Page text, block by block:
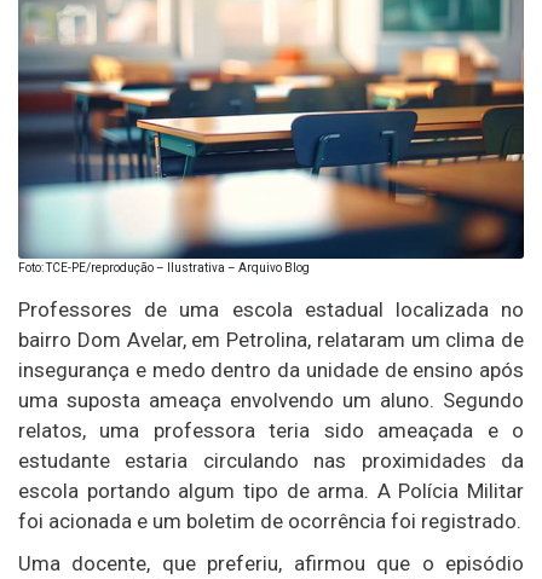
Foto: TCE-PE/reprodução – Ilustrativa – Arquivo Blog
Professores de uma escola estadual localizada no
bairro Dom Avelar, em Petrolina, relataram um clima de
insegurança e medo dentro da unidade de ensino após
uma suposta ameaça envolvendo um aluno. Segundo
relatos, uma professora teria sido ameaçada e o
estudante estaria circulando nas proximidades da
escola portando algum tipo de arma. A Polícia Militar
foi acionada e um boletim de ocorrência foi registrado.
Uma docente, que preferiu, afirmou que o episódio